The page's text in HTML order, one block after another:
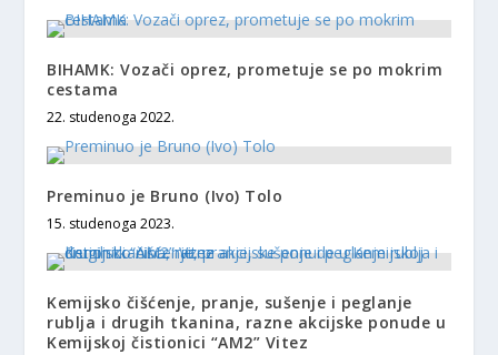
BIHAMK: Vozači oprez, prometuje se po mokrim
cestama
22. studenoga 2022.
Preminuo je Bruno (Ivo) Tolo
15. studenoga 2023.
Kemijsko čišćenje, pranje, sušenje i peglanje
rublja i drugih tkanina, razne akcijske ponude u
Kemijskoj čistionici “AM2” Vitez